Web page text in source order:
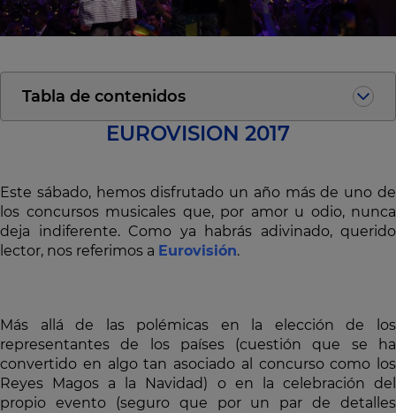
Tabla de contenidos
EUROVISION 2017
Este sábado, hemos disfrutado un año más de uno de
los concursos musicales que, por amor u odio, nunca
deja indiferente. Como ya habrás adivinado, querido
lector, nos referimos a Eurovisión.
Más allá de las polémicas en la elección de los
representantes de los países (cuestión que se ha
convertido en algo tan asociado al concurso como los
Reyes Magos a la Navidad) o en la celebración del
propio evento (seguro que por un par de detalles